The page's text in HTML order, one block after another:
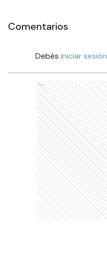
Comentarios
Debés iniciar sesión
Ads